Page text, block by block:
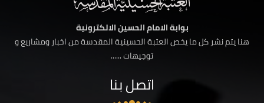
بوابة الامام الحسين الالكترونية
هنا يتم نشر كل ما يخص العتبة الحسينية المقدسة من اخبار ومشاريع و
توجيهات ......
اتصل بنا